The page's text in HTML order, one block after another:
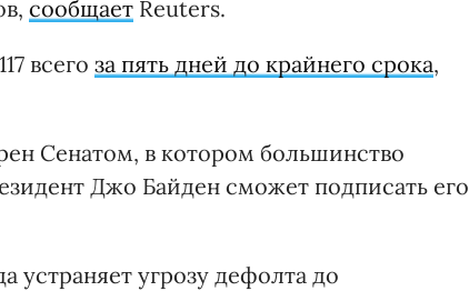
сообщает Reuters.
всего за пять дней до крайнего срока,
Сенатом, в котором большинство
Джо Байден сможет подписать его
устраняет угрозу дефолта до